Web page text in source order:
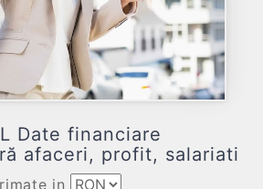
Date financiare
afaceri, profit, salariati
in